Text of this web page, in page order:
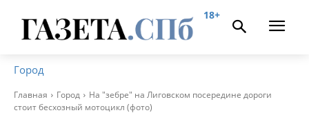
18+
Город
Главная Город
На "зебре" на Лиговском посередине дороги
стоит бесхозный мотоцикл (фото)